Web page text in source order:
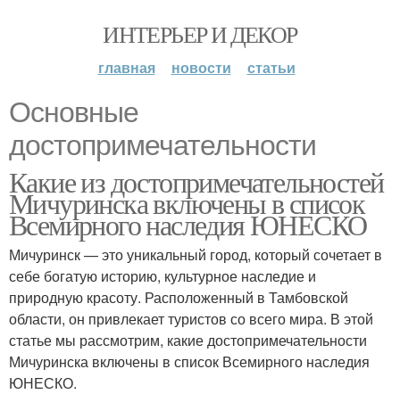
ИНТЕРЬЕР И ДЕКОР
главная новости статьи
Основные
достопримечательности
Какие из достопримечательностей
Мичуринска включены в список
Всемирного наследия ЮНЕСКО
Мичуринск — это уникальный город, который сочетает в
себе богатую историю, культурное наследие и
природную красоту. Расположенный в Тамбовской
области, он привлекает туристов со всего мира. В этой
статье мы рассмотрим, какие достопримечательности
Мичуринска включены в список Всемирного наследия
ЮНЕСКО.